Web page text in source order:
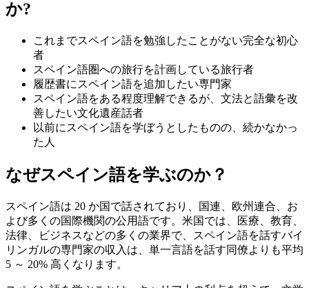
か?
これまでスペイン語を勉強したことがない完全な初心
者
スペイン語圏への旅行を計画している旅行者
履歴書にスペイン語を追加したい専門家
スペイン語をある程度理解できるが、文法と語彙を改
善したい文化遺産話者
以前にスペイン語を学ぼうとしたものの、続かなかっ
た人
なぜスペイン語を学ぶのか？
スペイン語は 20 か国で話されており、国連、欧州連合、お
よび多くの国際機関の公用語です。米国では、医療、教育、
法律、ビジネスなどの多くの業界で、スペイン語を話すバイ
リンガルの専門家の収入は、単一言語を話す同僚よりも平均
5 ～ 20% 高くなります。